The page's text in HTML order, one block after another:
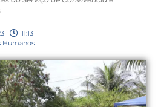
11:13
Humanos